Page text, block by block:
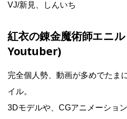
VJ/新見、しんいち
紅衣の錬金魔術師エニ
Youtuber)
完全個人勢、動画が多めでたま
イル。
3Dモデルや、CGアニメーショ